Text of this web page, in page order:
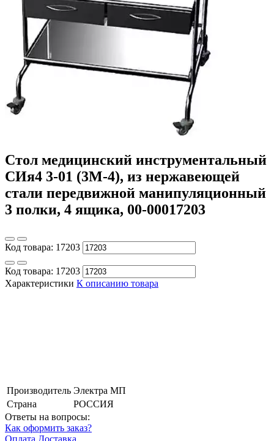
Стол медицинский инструментальный
СИя4 3-01 (3М-4), из нержавеющей
стали передвижной манипуляционный
3 полки, 4 ящика, 00-00017203
Код товара: 17203
Код товара: 17203
Характеристики К описанию товара
Производитель Электра МП
Страна
РОССИЯ
Ответы на вопросы:
Как оформить заказ?
Оплата Доставка